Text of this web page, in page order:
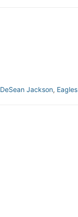
DeSean Jackson, Eagles